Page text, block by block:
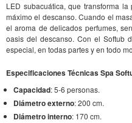
LED subacuática, que transforma
máximo el descanso. Cuando el
el aroma de delicados perfumes,
oasis del descanso. Con el Softub
especial, en todas partes y en todo
Especificaciones Técnicas Spa
Capacidad: 5-6 personas.
Diámetro externo: 200 cm.
Diámetro interno: 170 cm.